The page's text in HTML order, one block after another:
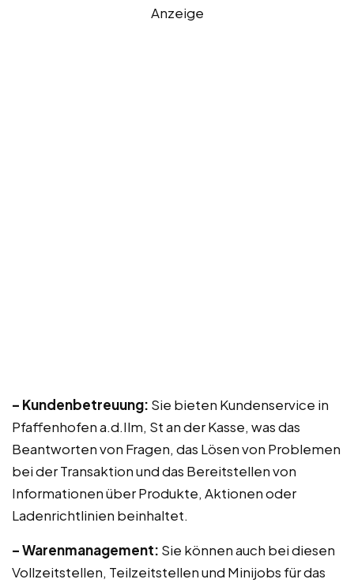
Anzeige
– Kundenbetreuung: Sie bieten Kundenservice in
Pfaffenhofen a.d.Ilm, St an der Kasse, was das
Beantworten von Fragen, das Lösen von Problemen
bei der Transaktion und das Bereitstellen von
Informationen über Produkte, Aktionen oder
Ladenrichtlinien beinhaltet.
– Warenmanagement: Sie können auch bei diesen
Vollzeitstellen, Teilzeitstellen und Minijobs für das